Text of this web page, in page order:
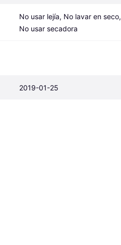
No usar lejía, No lavar en seco,
No usar secadora
2019-01-25